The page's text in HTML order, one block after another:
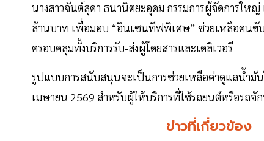
นางสาวจันต์สุดา ธนานิตยะอุดม กรรมการผู้จัดการให
ล้านบาท เพื่อมอบ “อินเซนทีฟพิเศษ” ช่วยเหลือคนขับ
ครอบคลุมทั้งบริการรับ-ส่งผู้โดยสารและเดลิเวอรี
รูปแบบการสนับสนุนจะเป็นการช่วยเหลือค่าดูแลน้ำมัน
เมษายน 2569 สำหรับผู้ให้บริการที่ใช้รถยนต์หรือรถจั
ข่าวที่เกี่ยวข้อง